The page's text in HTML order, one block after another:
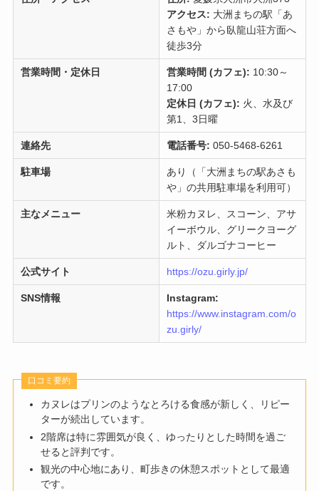
アクセス: 大洲まちの駅「あ
さもや」から臥龍山荘方面へ
徒歩3分
営業時間・定休日 営業時間 (カフェ): 10:30～
17:00
定休日 (カフェ): 火、水及び
第1、3日曜
連絡先 電話番号: 050-5468-6261
駐車場
あり（「大洲まちの駅あさも
や」の共用駐車場を利用可）
主なメニュー
米粉カヌレ、スコーン、アサ
イーボウル、グリークヨーグ
ルト、ダルゴナコーヒー
公式サイト https://ozu.girly.jp/
SNS情報
Instagram:
https://www.instagram.com/o
zu.girly/
口コミ要約
カヌレはプリンのようなとろける食感が新しく、リピー
ターが続出しています。
2階席は特に雰囲気が良く、ゆったりとした時間を過ご
せると評判です。
観光の中心地にあり、町歩きの休憩スポットとして最適
です。